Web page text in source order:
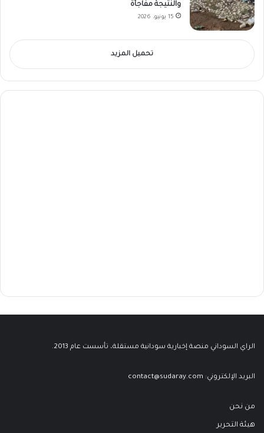
والنتيجة مفاجأة
15 يونيو، 2026
تحميل المزيد
الراي السوداني منصة إخبارية سودانية مستقلة، تأسست عام 2013.
البريد الإلكتروني: contact@sudaray.com
من نحن
هيئة التحرير